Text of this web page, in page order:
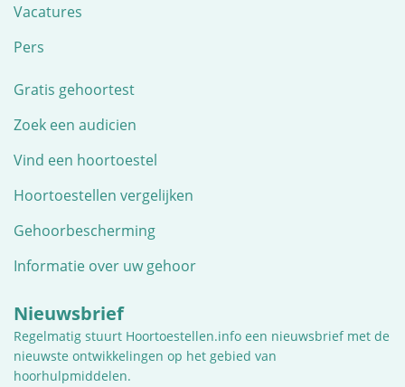
Vacatures
Pers
Gratis gehoortest
Zoek een audicien
Vind een hoortoestel
Hoortoestellen vergelijken
Gehoorbescherming
Informatie over uw gehoor
Nieuwsbrief
Regelmatig stuurt Hoortoestellen.info een nieuwsbrief met de
nieuwste ontwikkelingen op het gebied van
hoorhulpmiddelen.